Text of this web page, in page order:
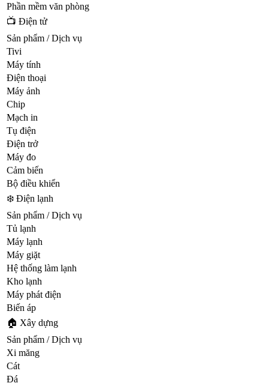
Phần mềm văn phòng
📺 Điện tử
Sản phẩm / Dịch vụ
Tivi
Máy tính
Điện thoại
Máy ảnh
Chip
Mạch in
Tụ điện
Điện trở
Máy đo
Cảm biến
Bộ điều khiển
❄️ Điện lạnh
Sản phẩm / Dịch vụ
Tủ lạnh
Máy lạnh
Máy giặt
Hệ thống làm lạnh
Kho lạnh
Máy phát điện
Biến áp
🏠 Xây dựng
Sản phẩm / Dịch vụ
Xi măng
Cát
Đá